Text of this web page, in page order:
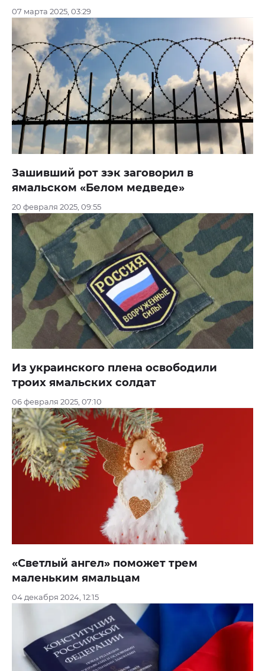
07 марта 2025, 03:29
Зашивший рот зэк заговорил в
ямальском «Белом медведе»
20 февраля 2025, 09:55
Из украинского плена освободили
троих ямальских солдат
06 февраля 2025, 07:10
«Светлый ангел» поможет трем
маленьким ямальцам
04 декабря 2024, 12:15